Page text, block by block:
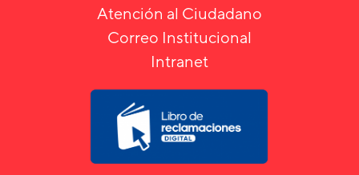
Atención al Ciudadano
Correo Institucional
Intranet